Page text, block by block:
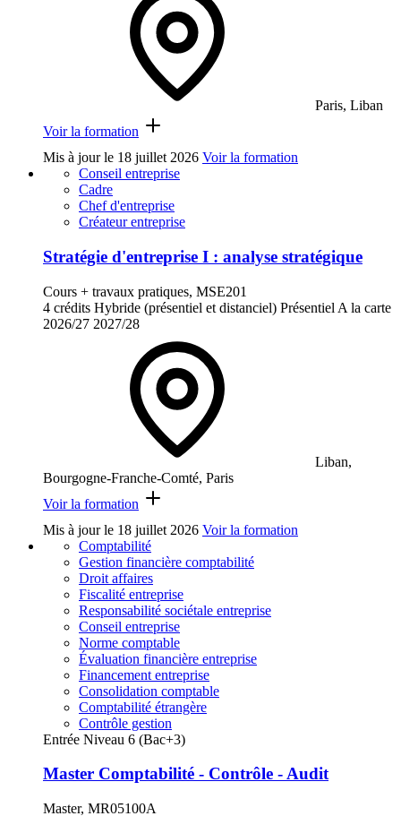
Paris, Liban
Voir la formation
Mis à jour le 18 juillet 2026 Voir la formation
Conseil entreprise
Cadre
Chef d'entreprise
Créateur entreprise
Stratégie d'entreprise I : analyse stratégique
Cours + travaux pratiques, MSE201
4 crédits Hybride (présentiel et distanciel) Présentiel A la carte
2026/27 2027/28
Liban,
Bourgogne-Franche-Comté, Paris
Voir la formation
Mis à jour le 18 juillet 2026 Voir la formation
Comptabilité
Gestion financière comptabilité
Droit affaires
Fiscalité entreprise
Responsabilité sociétale entreprise
Conseil entreprise
Norme comptable
Évaluation financière entreprise
Financement entreprise
Consolidation comptable
Comptabilité étrangère
Contrôle gestion
Entrée Niveau 6 (Bac+3)
Master Comptabilité - Contrôle - Audit
Master, MR05100A